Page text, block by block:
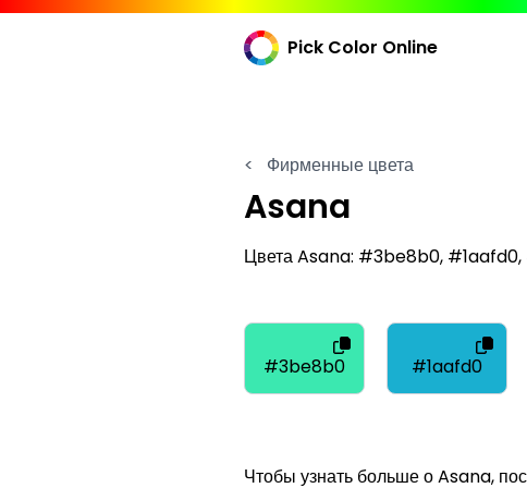
Pick Color Online
< Фирменные цвета
Asana
Цвета Asana: #3be8b0,
#3be8b0 #1aafd0
Чтобы узнать больше о Asana,